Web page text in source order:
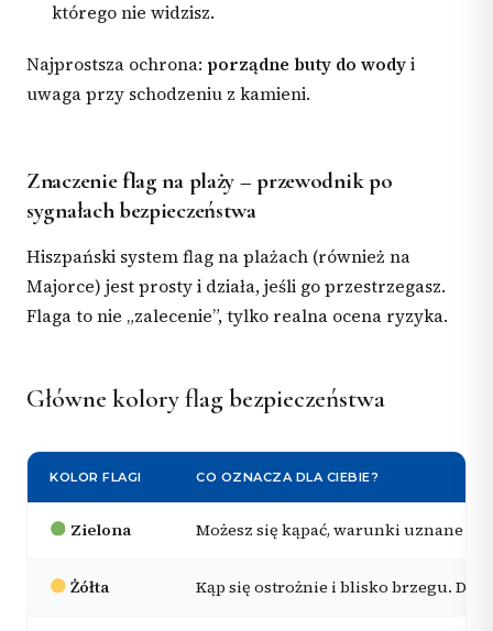
którego nie widzisz.
Najprostsza ochrona: porządne buty do wodyi
uwaga przy schodzeniu z kamieni.
Znaczenie flag na plaży – przewodnik po
sygnałach bezpieczeństwa
Hiszpański system flag na plażach (również na
Majorce) jest prosty i działa, jeśli go przestrzegasz.
Flaga to nie „zalecenie”, tylko realna ocena ryzyka.
Główne kolory flag bezpieczeństwa
KOLOR FLAGI CO OZNACZA DLA CIEBIE?
Zielona Możesz się kąpać, warunki uznane za
Żółta Kąp się ostrożnie i blisko brzegu.